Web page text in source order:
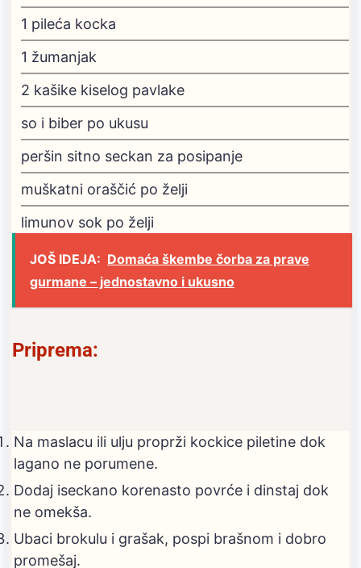
1 pileća kocka
1 žumanjak
2 kašike kiselog pavlake
so i biber po ukusu
peršin sitno seckan za posipanje
muškatni oraščić po želji
limunov sok po želji
JOŠ IDEJA: Domaća škembe čorba za prave
gurmane – jednostavno i ukusno
Priprema:
Na maslacu ili ulju proprži kockice piletine dok
lagano ne porumene.
Dodaj iseckano korenasto povrće i dinstaj dok
ne omekša.
Ubaci brokulu i grašak, pospi brašnom i dobro
promešaj.